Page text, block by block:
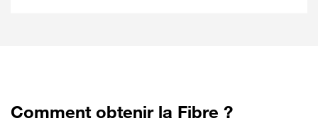
Comment obtenir la Fibre ?